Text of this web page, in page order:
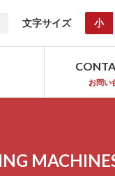
文字サイズ 小
お問い